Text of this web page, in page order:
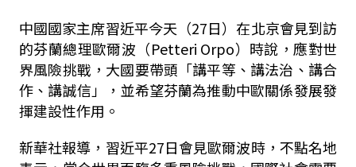
中國國家主席習近平今天（27日）在北京會見到訪
的芬蘭總理歐爾波（Petteri Orpo）時說，應對世
界風險挑戰，大國要帶頭「講平等、講法治、講合
作、講誠信」，並希望芬蘭為推動中歐關係發展發
揮建設性作用。
新華社報導，習近平27日會見歐爾波時，不點名地